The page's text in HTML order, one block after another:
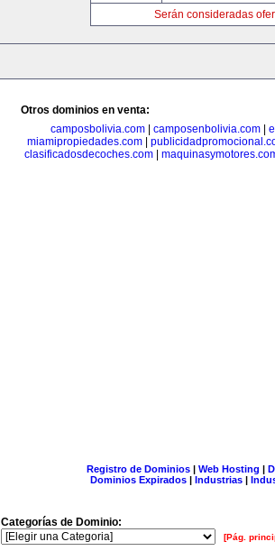
Serán consideradas
Otros dominios en venta:
camposbolivia.com| camposenbolivia.com|
miamipropiedades.com
clasificadosdecoches.com
Registro de Dominios| Web Hosting |
Dominios Expirados | Industrias |
Categorías de Dominio:
[Pág.